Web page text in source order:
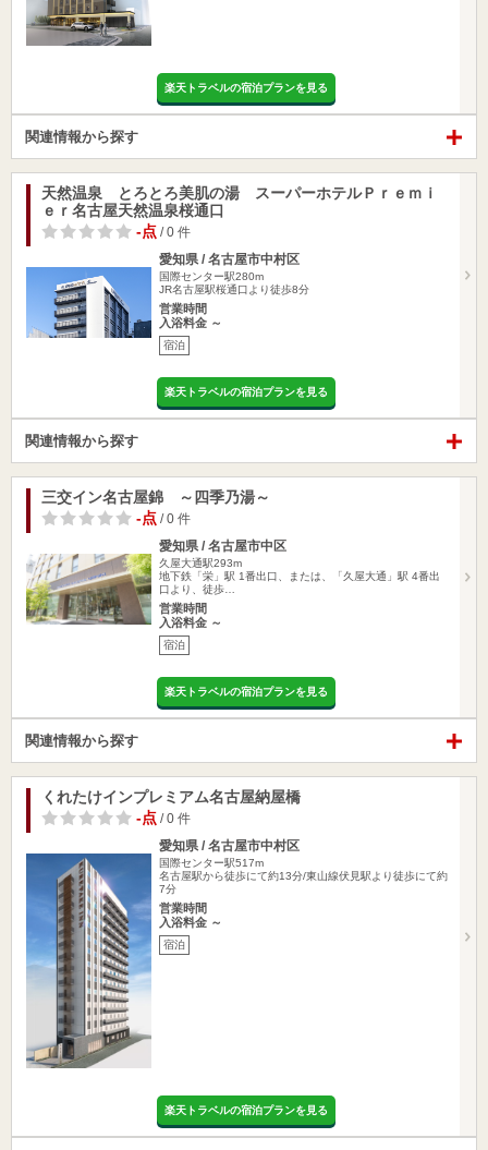
楽天トラベルの宿泊プランを見る
関連情報から探す
天然温泉 とろとろ美肌の湯 スーパーホテルＰｒｅｍｉ
ｅｒ名古屋天然温泉桜通口
-点 / 0 件
愛知県 / 名古屋市中村区
国際センター駅280m
JR名古屋駅桜通口より徒歩8分
営業時間
入浴料金 ～
宿泊
楽天トラベルの宿泊プランを見る
関連情報から探す
三交イン名古屋錦 ～四季乃湯～
-点 / 0 件
愛知県 / 名古屋市中区
久屋大通駅293m
地下鉄「栄」駅 1番出口、または、「久屋大通」駅 4番出
口より、徒歩…
営業時間
入浴料金 ～
宿泊
楽天トラベルの宿泊プランを見る
関連情報から探す
くれたけインプレミアム名古屋納屋橋
-点 / 0 件
愛知県 / 名古屋市中村区
国際センター駅517m
名古屋駅から徒歩にて約13分/東山線伏見駅より徒歩にて約
7分
営業時間
入浴料金 ～
宿泊
楽天トラベルの宿泊プランを見る